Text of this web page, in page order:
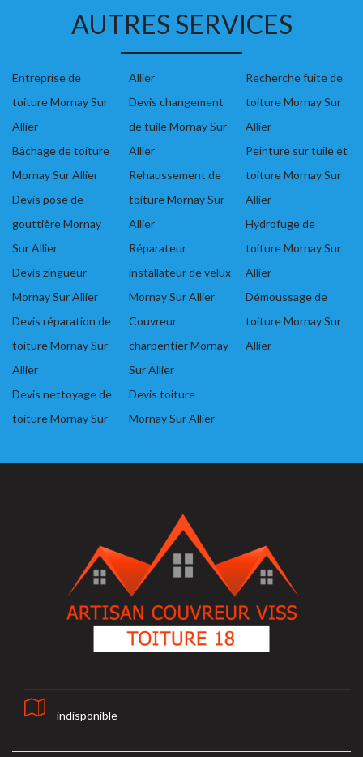
AUTRES SERVICES
Entreprise de
toiture Mornay Sur
Allier
Bâchage de toiture
Mornay Sur Allier
Devis pose de
gouttière Mornay
Sur Allier
Devis zingueur
Mornay Sur Allier
Devis réparation de
toiture Mornay Sur
Allier
Devis nettoyage de
toiture Mornay Sur
Allier
Devis changement
de tuile Mornay Sur
Allier
Rehaussement de
toiture Mornay Sur
Allier
Réparateur
installateur de velux
Mornay Sur Allier
Couvreur
charpentier Mornay
Sur Allier
Devis toiture
Mornay Sur Allier
Recherche fuite de
toiture Mornay Sur
Allier
Peinture sur tuile et
toiture Mornay Sur
Allier
Hydrofuge de
toiture Mornay Sur
Allier
Démoussage de
toiture Mornay Sur
Allier
indisponible